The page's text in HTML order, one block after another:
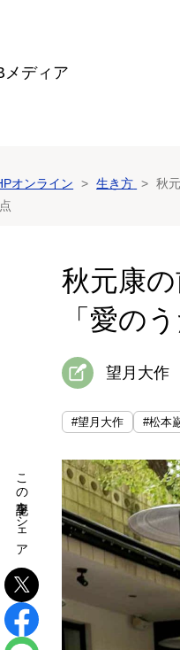
メディア
オンライン 生き方
秋
秋元康
「愛の
望月大作
#望月大作 #松本
この記事をシェア